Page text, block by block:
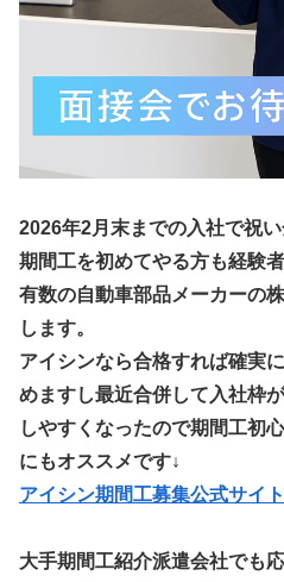
2026年2月末までの入社で祝
期間工を初めてやる方も経験
有数の自動車部品メーカーの
します。
アイシンなら合格すれば確実
めますし最近合併して入社枠
しやすくなったので期間工初
にもオススメです↓
アイシン期間工募集公式サイト
大手期間工紹介派遣会社でも